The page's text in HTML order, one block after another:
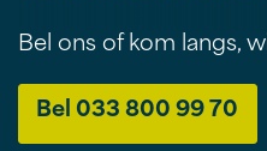
Bel ons of kom langs,
Bel 033 800 99 70